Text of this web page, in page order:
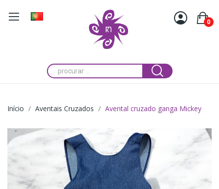
0
Início Aventais Cruzados Avental cruzado ganga Mickey